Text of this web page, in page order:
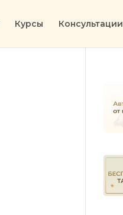
Курсы Консультации